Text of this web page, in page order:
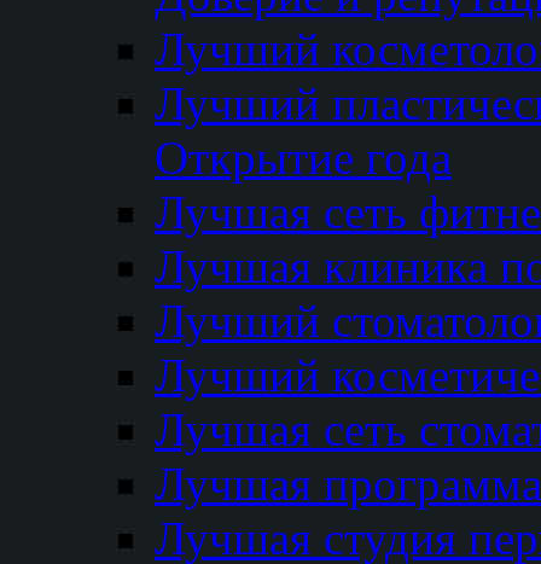
Лучший
Лучший
Открытие года
Лучшая сеть
Лучшая клиника
Лучший
Лучший
Лучшая сеть
Лучшая программа
Лучшая студия